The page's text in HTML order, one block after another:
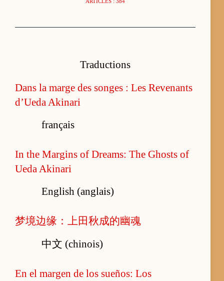
ARTICLES : 384
Traductions
Dans la marge des songes : Les Revenants
d’Ueda Akinari
français
In the Margins of Dreams: The Ghosts of
Ueda Akinari
English (anglais)
梦境边缘：上田秋成的幽魂
中文 (chinois)
En el margen de los sueños: Los